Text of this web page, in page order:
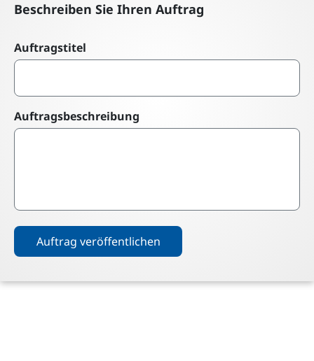
Beschreiben Sie Ihren Auftrag
Auftragstitel
Auftragsbeschreibung
Auftrag veröffentlichen